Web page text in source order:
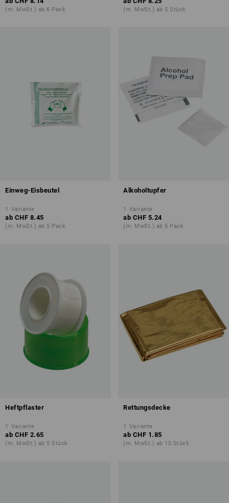
(m. MwSt.) ab 6 Pack (m. MwSt.) ab 5 Stück
Einweg-Eisbeutel
1 Variante
ab CHF 8.45
(m. MwSt.) ab 5 Pack
Alkoholtupfer
1 Variante
ab CHF 5.24
(m. MwSt.) ab 5 Pack
Heftpflaster
1 Variante
ab CHF 2.65
(m. MwSt.) ab 5 Stück
Rettungsdecke
1 Variante
ab CHF 1.85
(m. MwSt.) ab 10 Stück